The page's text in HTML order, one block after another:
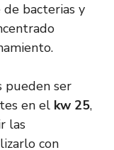
bacterias y
pueden ser
en el kw 25,
las
con